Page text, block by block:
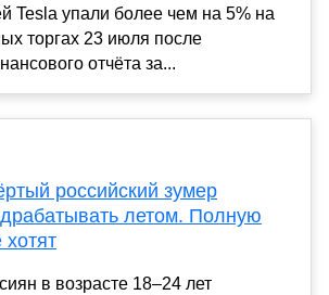
Tesla упали более чем на 5% на
торгах 23 июля после
отчёта за...
российский зумер
летом. Полную
хотят
в возрасте 18–24 лет